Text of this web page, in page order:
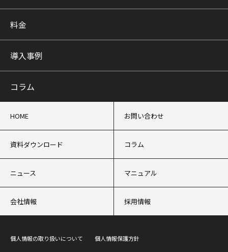
料金
導入事例
コラム
HOME お問い合わせ
資料ダウンロード コラム
ニュース マニュアル
会社情報 採用情報
個人情報の取り扱いについて 個人情報保護方針